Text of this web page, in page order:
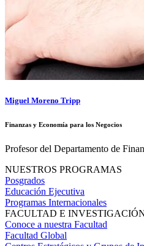
Miguel Moreno Tripp
Finanzas y Economía para los Negocios
Profesor del Departamento de
NUESTROS PROGRAMAS
Posgrados
Educación Ejecutiva
Programas Internacionales
FACULTAD E
Conoce a nuestra Facultad
Facultad Global